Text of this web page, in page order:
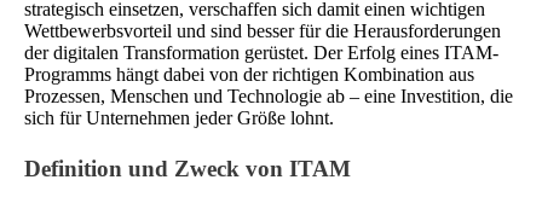
strategisch einsetzen, verschaffen sich damit einen wichtigen
Wettbewerbsvorteil und sind besser für die Herausforderungen
der digitalen Transformation gerüstet. Der Erfolg eines ITAM-
Programms hängt dabei von der richtigen Kombination aus
Prozessen, Menschen und Technologie ab – eine Investition, die
sich für Unternehmen jeder Größe lohnt.
Definition und Zweck von ITAM